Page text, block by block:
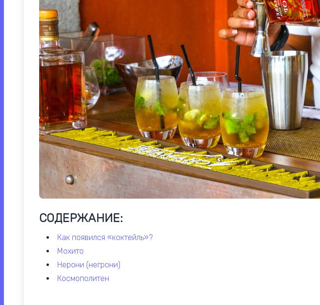
СОДЕРЖАНИЕ:
как появился «коктейль»?
мохито
нерони (негрони)
космополитен